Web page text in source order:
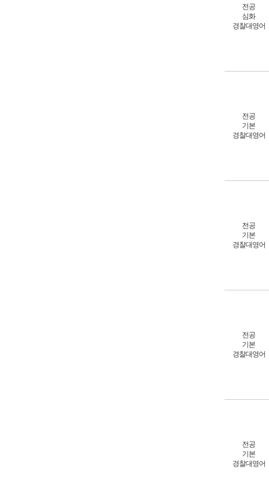
전공
심화
경찰대영어
전공
기본
경찰대영어
전공
기본
경찰대영어
전공
기본
경찰대영어
전공
기본
경찰대영어